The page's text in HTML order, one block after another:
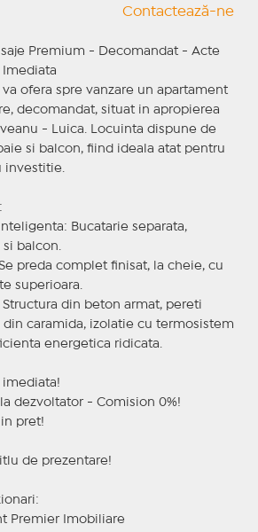
Contactează-ne
Premium - Decomandat - Acte
Imediata
ofera spre vanzare un apartament
decomandat, situat in apropierea
- Luica. Locuinta dispune de
si balcon, fiind ideala atat pentru
investitie.
Bucatarie separata,
balcon.
preda complet finisat, la cheie, cu
superioara.
din beton armat, pereti
caramida, izolatie cu termosistem
energetica ridicata.
imediata!
dezvoltator - Comision 0%!
in pret!
de prezentare!
Premier Imobiliare